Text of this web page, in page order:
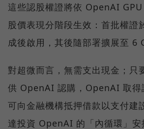
這些認股權證將依 OpenAI
股價表現分階段生效：首批權證
成後啟用，其後隨部署擴展至 6
對超微而言，無需支出現金；只
供 OpenAI 認購，OpenAI 取得
可向金融機構抵押借款以支付建
達投資 OpenAI 的「內循環」安